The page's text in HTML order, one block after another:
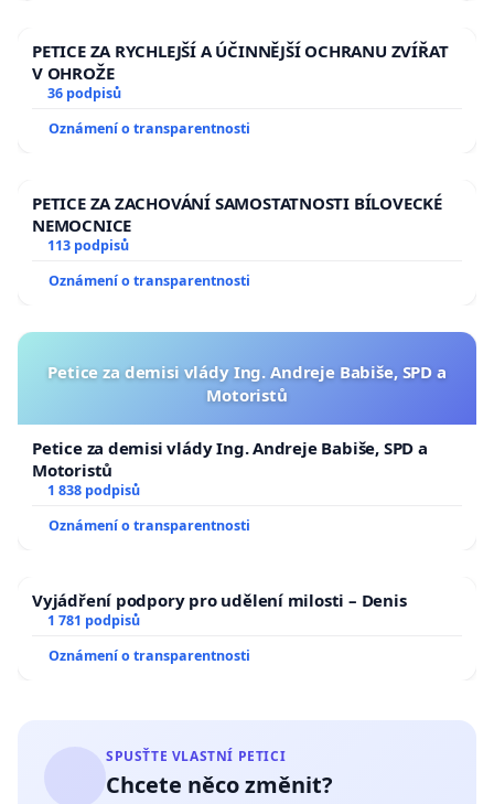
PETICE ZA RYCHLEJŠÍ A ÚČINNĚJŠÍ OCHRANU ZVÍŘAT
V OHROŽE
36 podpisů
Oznámení o transparentnosti
PETICE ZA ZACHOVÁNÍ SAMOSTATNOSTI BÍLOVECKÉ
NEMOCNICE
113 podpisů
Oznámení o transparentnosti
Petice za demisi vlády Ing. Andreje Babiše, SPD a
Motoristů
Petice za demisi vlády Ing. Andreje Babiše, SPD a
Motoristů
1 838 podpisů
Oznámení o transparentnosti
Vyjádření podpory pro udělení milosti – Denis
1 781 podpisů
Oznámení o transparentnosti
SPUSŤTE VLASTNÍ PETICI
Chcete něco změnit?